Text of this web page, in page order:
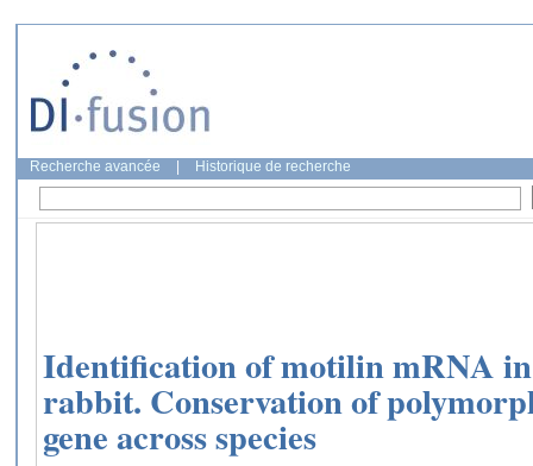
Recherche avancée Historique de recherche
Identification of motilin mRNA
rabbit. Conservation of
gene across species